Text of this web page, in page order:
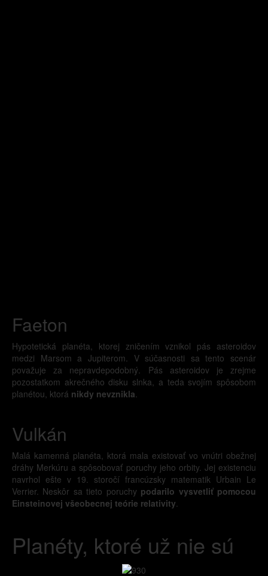
Faeton
Hypotetická planéta, ktorej zničením vznikol pás asteroidov
medzi Marsom a Jupiterom. V súčasnosti sa tento scenár
považuje za nepravdepodobný. Pás asteroidov je zrejme
pozostatkom akrečného disku slnka, a teda svojím spôsobom
planétou, ktorá nikdy nevznikla.
Vulkán
Malá kamenná planéta, ktorá mala existovať vo vnútri obežnej
dráhy Merkúru a spôsobovať poruchy jeho orbity. Jej existenciu
navrhol ešte v 19. storočí francúzsky matematik Urbain Le
Verrier. Neskôr sa tieto poruchypodarilo vysvetliť pomocou
Einsteinovej všeobecnej teórie relativity.
Planéty, ktoré už nie sú